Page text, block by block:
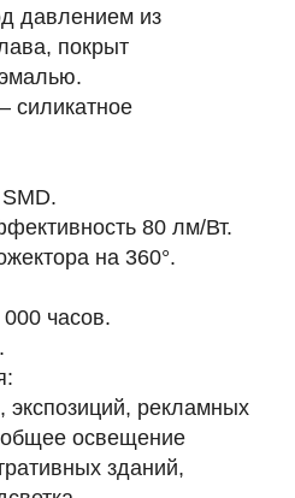
давлением из
покрыт
силикатное
80 лм/Вт.
на 360°.
часов.
экспозиций, рекламных
освещение
зданий,